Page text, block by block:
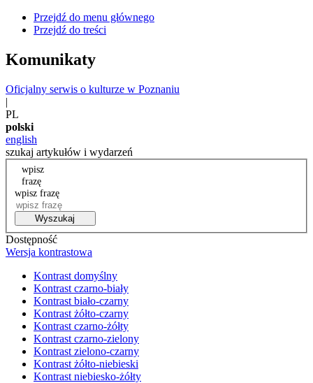
Przejdź do menu głównego
Przejdź do treści
Komunikaty
Oficjalny serwis o kulturze w Poznaniu
|
PL
polski
english
szukaj artykułów i wydarzeń
wpisz
frazę
wpisz frazę
Wyszukaj
Dostępność
Wersja kontrastowa
Kontrast domyślny
Kontrast czarno-biały
Kontrast biało-czarny
Kontrast żółto-czarny
Kontrast czarno-żółty
Kontrast czarno-zielony
Kontrast zielono-czarny
Kontrast żółto-niebieski
Kontrast niebiesko-żółty